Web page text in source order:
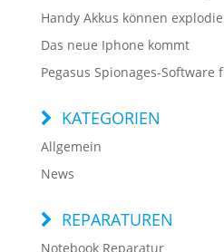
Handy Akkus können
Das neue Iphone kommt
Pegasus Spionages-Software
KATEGORIEN
Allgemein
News
REPARATUREN
Notebook Reparatur